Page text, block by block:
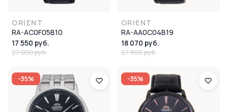
ORIENT
RA-AC0F05B10
17 550 руб.
27 000 руб.
ORIENT
RA-AA0C04B19
18 070 руб.
27 800 руб.
-35% -35%